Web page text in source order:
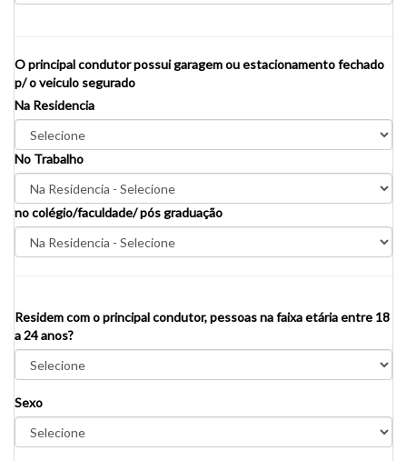
O principal condutor possui garagem ou estacionamento fechado
p/ o veiculo segurado
Na Residencia
No Trabalho
no colégio/faculdade/ pós graduação
Residem com o principal condutor, pessoas na faixa etária entre 18
a 24 anos?
Sexo